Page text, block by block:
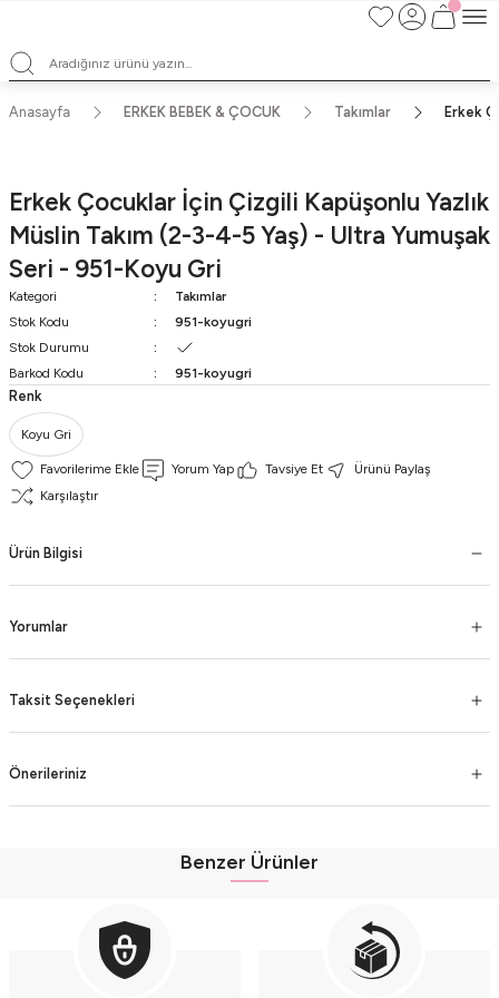
Satışlarımız Toptandır !. Minumum 20 Seridir !. Toptan Fiyatları Görebilmek
Satışlarımız Toptandır !. Minumum 20 Seridir !. Toptan Fiyatları Görebilmek
İçin Üye Olunuz !.
İçin Üye Olunuz !.
Anasayfa ERKEK BEBEK & ÇOCUK Takımlar Erkek
Erkek Çocuklar İçin Çizgili Kapüşonlu Yazlık
Müslin Takım (2-3-4-5 Yaş) - Ultra Yumuşak
Seri - 951-Koyu Gri
Kategori
Takımlar
Stok Kodu
951-koyugri
Stok Durumu
Barkod Kodu
951-koyugri
Renk
Koyu Gri
Yorum Yap Tavsiye Et
Ürünü Paylaş
Karşılaştır
Ürün Bilgisi
Yorumlar
Taksit Seçenekleri
Önerileriniz
Benzer Ürünler
Organik %100 Pamuk Ayıcık Baskılı Kapüşonlu Bebek Body Takımı (9-12-